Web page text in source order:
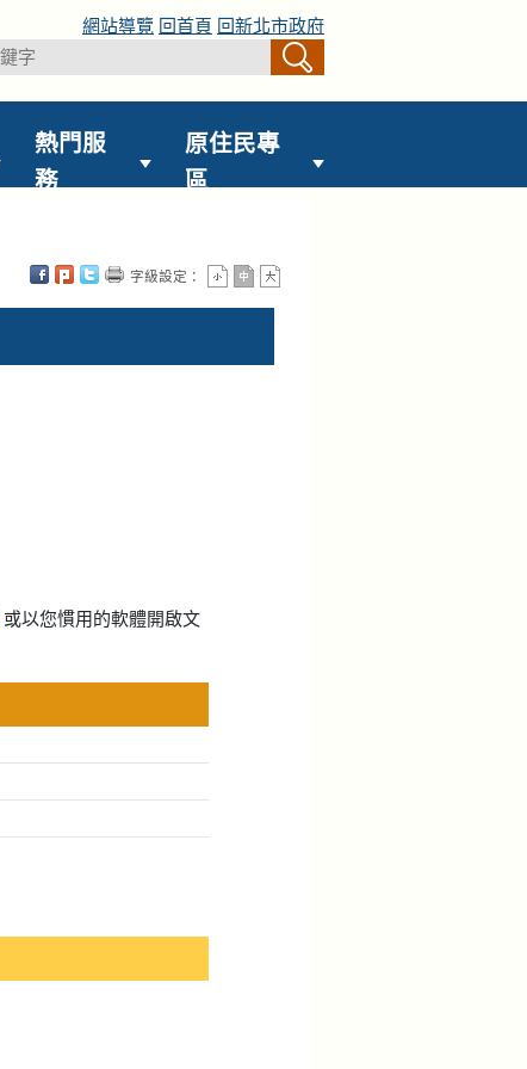
網站導覽 回首頁
回新北市政府
熱門服
務
原住民專
區
字級設定：
或以您慣用的軟體開啟文